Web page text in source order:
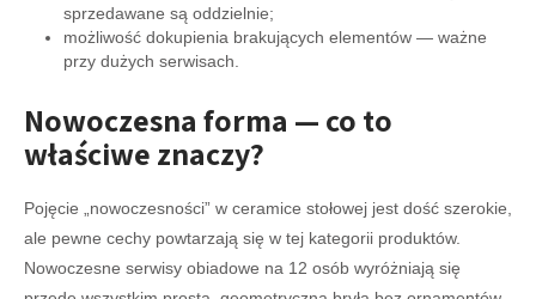
sprzedawane są oddzielnie;
możliwość dokupienia brakujących elementów — ważne
przy dużych serwisach.
Nowoczesna forma — co to
właściwe znaczy?
Pojęcie „nowoczesności” w ceramice stołowej jest dość szerokie,
ale pewne cechy powtarzają się w tej kategorii produktów.
Nowoczesne serwisy obiadowe na 12 osób wyróżniają się